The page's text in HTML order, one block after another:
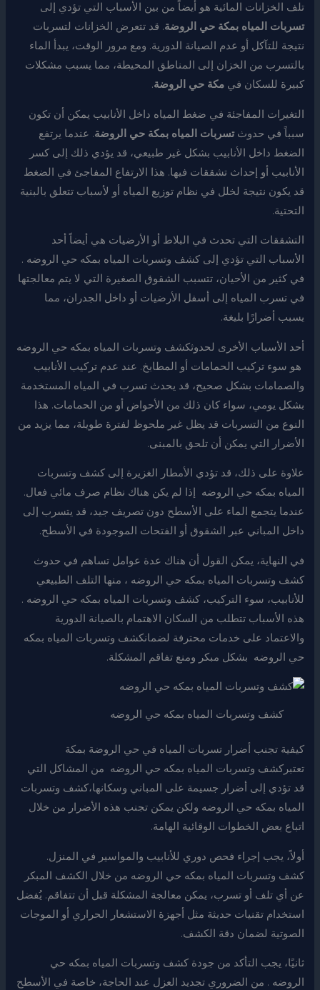
تلف الخزانات المائية هو أيضاً من بين الأسباب التي تؤدي إلى
تسربات المياه بمكة حي الروضة. قد تتعرض الخزانات لتسربات
نتيجة للتآكل أو عدم الصيانة الدورية. ومع مرور الوقت، يبدأ الماء
بالتسرب من الخزان إلى المناطق المحيطة، مما يسبب مشكلات
كبيرة للسكان فيمكة حي الروضة.
التغيرات المفاجئة في ضغط المياه داخل الأنابيب يمكن أن تكون
سبباً في حدوثتسربات المياه بمكة حي الروضة. عندما يرتفع
الضغط داخل الأنابيب بشكل غير طبيعي، قد يؤدي ذلك إلى كسر
الأنابيب أو إحداث تشققات فيها. هذا الارتفاع المفاجئ في الضغط
قد يكون نتيجة لخلل في نظام توزيع المياه أو لأسباب تتعلق بالبنية
التحتية.
التشققات التي تحدث في البلاط أو الأرضيات هي أيضاً أحد
الأسباب التي تؤدي إلى كشف وتسربات المياه بمكه حي الروضه .
في كثير من الأحيان، تتسبب الشقوق الصغيرة التي لا يتم معالجتها
في تسرب المياه إلى أسفل الأرضيات أو داخل الجدران، مما
يسبب أضرارًا بليغة.
أحد الأسباب الأخرى لحدوثكشف وتسربات المياه بمكه حي الروضه
هو سوء تركيب الحمامات أو المطابخ. عند عدم تركيب الأنابيب
والصمامات بشكل صحيح، قد يحدث تسرب في المياه المستخدمة
بشكل يومي، سواء كان ذلك من الأحواض أو من الحمامات. هذا
النوع من التسربات قد يظل غير ملحوظ لفترة طويلة، مما يزيد من
الأضرار التي يمكن أن تلحق بالمبنى.
علاوة على ذلك، قد تؤدي الأمطار الغزيرة إلى كشف وتسربات
المياه بمكه حي الروضه إذا لم يكن هناك نظام صرف مائي فعال.
عندما يتجمع الماء على الأسطح دون تصريف جيد، قد يتسرب إلى
داخل المباني عبر الشقوق أو الفتحات الموجودة في الأسطح.
في النهاية، يمكن القول أن هناك عدة عوامل تساهم في حدوث
كشف وتسربات المياه بمكه حي الروضه ، منها التلف الطبيعي
للأنابيب، سوء التركيب، كشف وتسربات المياه بمكه حي الروضه .
هذه الأسباب تتطلب من السكان الاهتمام بالصيانة الدورية
والاعتماد على خدمات محترفة لضمانكشف وتسربات المياه بمكه
حي الروضه بشكل مبكر ومنع تفاقم المشكلة.
كشف وتسربات المياه بمكه حي الروضه
كيفية تجنب أضرار تسربات المياه في حي الروضة بمكة
تعتبركشف وتسربات المياه بمكه حي الروضه من المشاكل التي
قد تؤدي إلى أضرار جسيمة على المباني وسكانها،كشف وتسربات
المياه بمكه حي الروضه ولكن يمكن تجنب هذه الأضرار من خلال
اتباع بعض الخطوات الوقائية الهامة.
أولاً، يجب إجراء فحص دوري للأنابيب والمواسير في المنزل.
كشف وتسربات المياه بمكه حي الروضه من خلال الكشف المبكر
عن أي تلف أو تسرب، يمكن معالجة المشكلة قبل أن تتفاقم. يُفضل
استخدام تقنيات حديثة مثل أجهزة الاستشعار الحراري أو الموجات
الصوتية لضمان دقة الكشف.
ثانيًا، يجب التأكد من جودة كشف وتسربات المياه بمكه حي
الروضه . من الضروري تجديد العزل عند الحاجة، خاصة في الأسطح